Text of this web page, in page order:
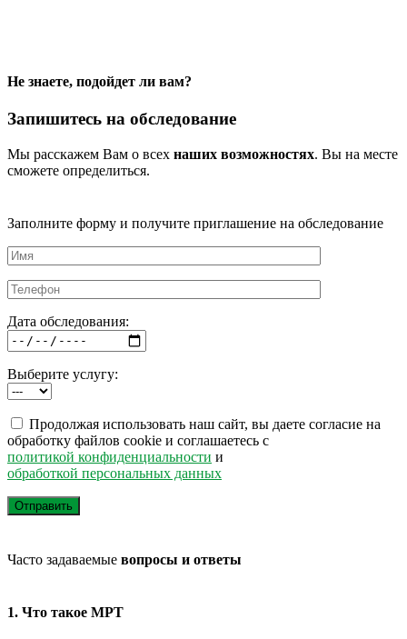
Не знаете, подойдет ли вам?
Запишитесь на обследование
Мы расскажем Вам о всех наших возможностях. Вы на месте
сможете определиться.
Заполните форму и получите приглашение на обследование
Дата обследования:
Выберите услугу:
Продолжая использовать наш сайт, вы даете согласие на
обработку файлов cookie и соглашаетесь с
политикой конфиденциальности и
обработкой персональных данных
Часто задаваемые вопросы и ответы
1. Что такое МРТ